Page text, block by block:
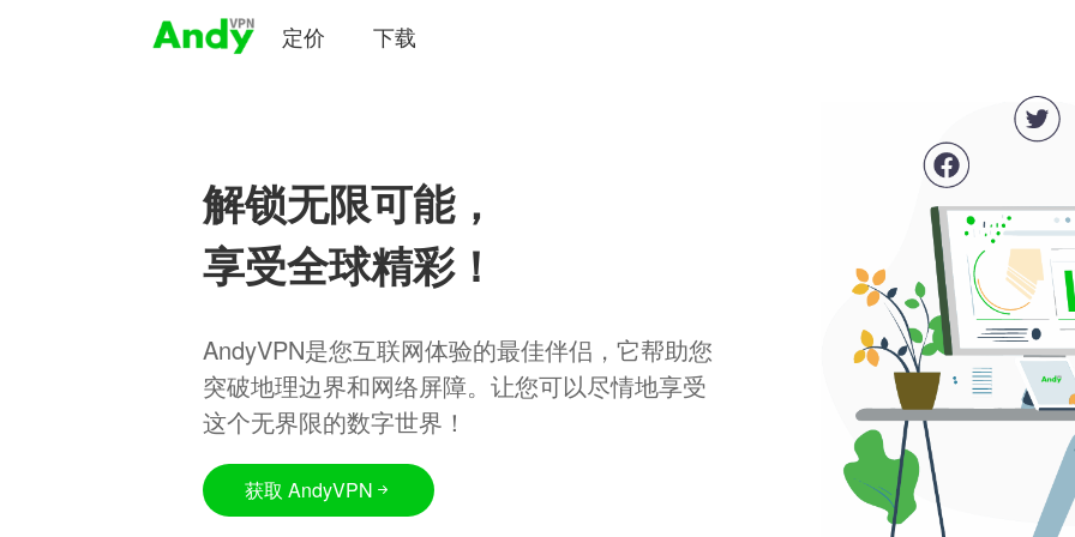
定价 下载
解锁无限可能，
享受全球精彩！
AndyVPN是您互联网体验的最佳伴侣，它帮助您
突破地理边界和网络屏障。让您可以尽情地享受
这个无界限的数字世界！
获取 AndyVPN